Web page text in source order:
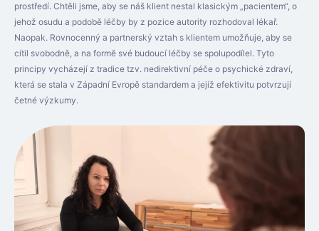
prostředí. Chtěli jsme, aby se náš klient nestal klasickým „pacientem“, o
jehož osudu a podobě léčby by z pozice autority rozhodoval lékař.
Naopak. Rovnocenný a partnerský vztah s klientem umožňuje, aby se
cítil svobodně, a na formě své budoucí léčby se spolupodílel. Tyto
principy vycházejí z tradice tzv. nedirektivní péče o psychické zdraví,
která se stala v Západní Evropě standardem a jejíž efektivitu potvrzují
četné výzkumy.